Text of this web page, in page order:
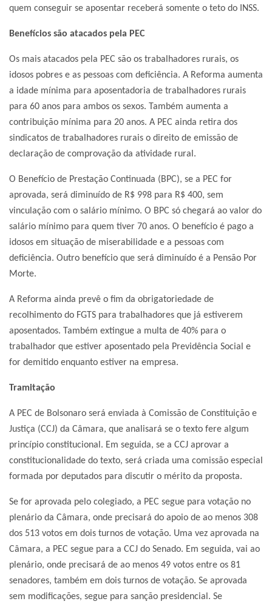
quem conseguir se aposentar receberá somente o teto do INSS.
Benefícios são atacados pela PEC
Os mais atacados pela PEC são os trabalhadores rurais, os
idosos pobres e as pessoas com deficiência. A Reforma aumenta
a idade mínima para aposentadoria de trabalhadores rurais
para 60 anos para ambos os sexos. Também aumenta a
contribuição mínima para 20 anos. A PEC ainda retira dos
sindicatos de trabalhadores rurais o direito de emissão de
declaração de comprovação da atividade rural.
O Benefício de Prestação Continuada (BPC), se a PEC for
aprovada, será diminuído de R$ 998 para R$ 400, sem
vinculação com o salário mínimo. O BPC só chegará ao valor do
salário mínimo para quem tiver 70 anos. O benefício é pago a
idosos em situação de miserabilidade e a pessoas com
deficiência. Outro benefício que será diminuído é a Pensão Por
Morte.
A Reforma ainda prevê o fim da obrigatoriedade de
recolhimento do FGTS para trabalhadores que já estiverem
aposentados. Também extingue a multa de 40% para o
trabalhador que estiver aposentado pela Previdência Social e
for demitido enquanto estiver na empresa.
Tramitação
A PEC de Bolsonaro será enviada à Comissão de Constituição e
Justiça (CCJ) da Câmara, que analisará se o texto fere algum
princípio constitucional. Em seguida, se a CCJ aprovar a
constitucionalidade do texto, será criada uma comissão especial
formada por deputados para discutir o mérito da proposta.
Se for aprovada pelo colegiado, a PEC segue para votação no
plenário da Câmara, onde precisará do apoio de ao menos 308
dos 513 votos em dois turnos de votação. Uma vez aprovada na
Câmara, a PEC segue para a CCJ do Senado. Em seguida, vai ao
plenário, onde precisará de ao menos 49 votos entre os 81
senadores, também em dois turnos de votação. Se aprovada
sem modificações, segue para sanção presidencial. Se